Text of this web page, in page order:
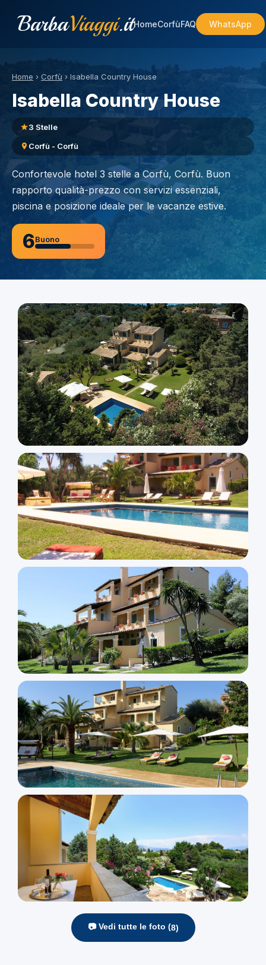
BarbaViaggi.itHomeCorfùFAQ WhatsApp
Home › Corfù › Isabella Country House
Isabella Country House
3 Stelle
Corfù - Corfù
Confortevole hotel 3 stelle a Corfù, Corfù. Buon
rapporto qualità-prezzo con servizi essenziali,
piscina e posizione ideale per le vacanze estive.
6Buono
📷 Vedi tutte le foto (8)